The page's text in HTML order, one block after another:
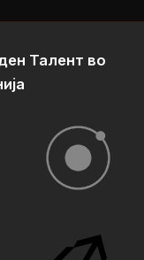
Талент во